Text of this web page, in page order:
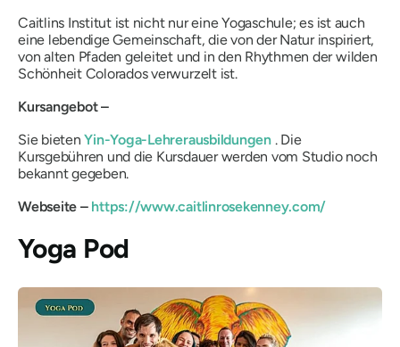
Caitlins Institut ist nicht nur eine Yogaschule; es ist auch
eine lebendige Gemeinschaft, die von der Natur inspiriert,
von alten Pfaden geleitet und in den Rhythmen der wilden
Schönheit Colorados verwurzelt ist.
Kursangebot –
Sie bietenYin-Yoga-Lehrerausbildungen. Die
Kursgebühren und die Kursdauer werden vom Studio noch
bekannt gegeben.
Webseite –https://www.caitlinrosekenney.com/
Yoga Pod